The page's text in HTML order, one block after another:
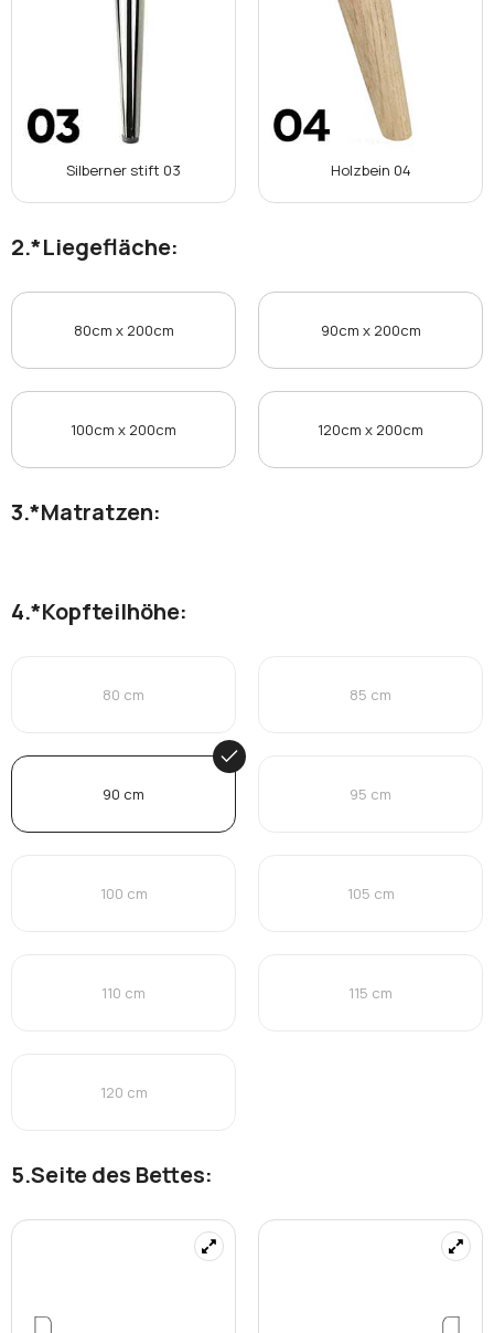
Silberner stift 03 Holzbein 04
*Liegefläche:
80cm x 200cm 90cm x 200cm
100cm x 200cm 120cm x 200cm
*Matratzen:
*Kopfteilhöhe:
80 cm 85 cm
90 cm 95 cm
100 cm 105 cm
110 cm 115 cm
120 cm
Seite des Bettes: